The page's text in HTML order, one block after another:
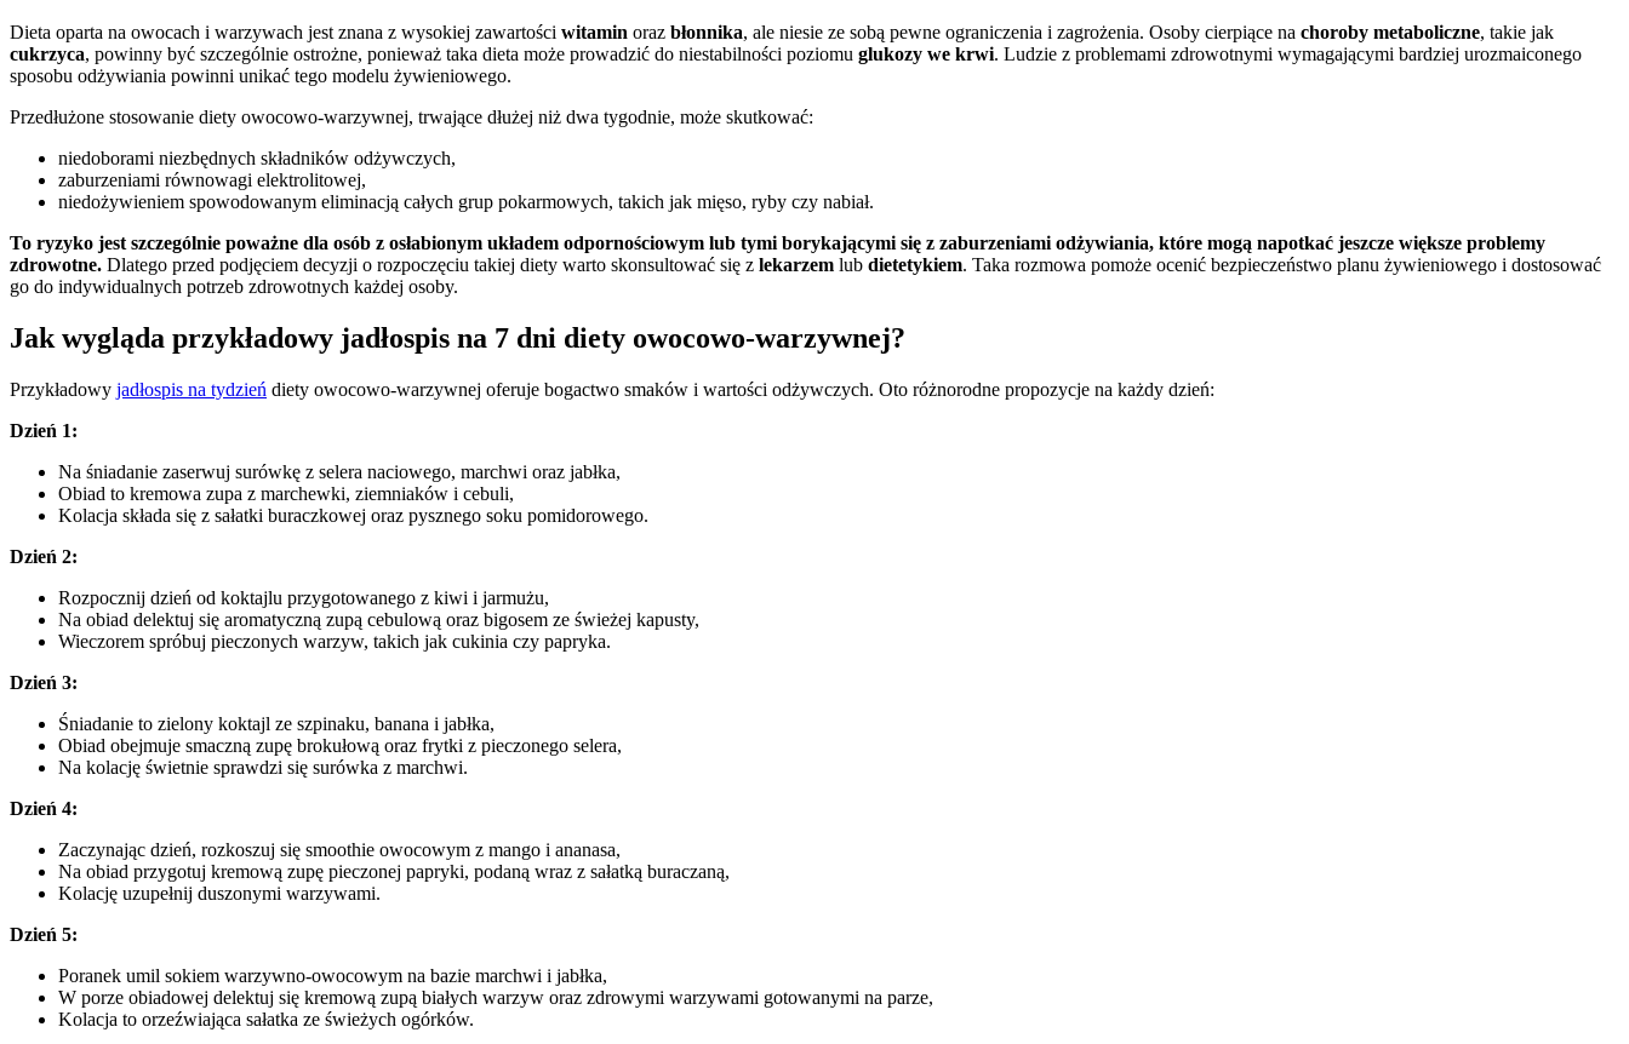
Dieta oparta na owocach i warzywach jest znana z wysokiej zawartości witamin oraz błonnika, ale niesie ze sobą pewne ograniczenia i zagrożenia. Osoby cierpiące na choroby metaboliczne, takie jak
cukrzyca, powinny być szczególnie ostrożne, ponieważ taka dieta może prowadzić do niestabilności poziomu glukozy we krwi. Ludzie z problemami zdrowotnymi wymagającymi bardziej urozmaiconego
sposobu odżywiania powinni unikać tego modelu żywieniowego.
Przedłużone stosowanie diety owocowo-warzywnej, trwające dłużej niż dwa tygodnie, może skutkować:
niedoborami niezbędnych składników odżywczych,
zaburzeniami równowagi elektrolitowej,
niedożywieniem spowodowanym eliminacją całych grup pokarmowych, takich jak mięso, ryby czy nabiał.
To ryzyko jest szczególnie poważne dla osób z osłabionym układem odpornościowym lub tymi borykającymi się z zaburzeniami odżywiania, które mogą napotkać jeszcze większe problemy
zdrowotne. Dlatego przed podjęciem decyzji o rozpoczęciu takiej diety warto skonsultować się z lekarzem lub dietetykiem. Taka rozmowa pomoże ocenić bezpieczeństwo planu żywieniowego i dostosować
go do indywidualnych potrzeb zdrowotnych każdej osoby.
Jak wygląda przykładowy jadłospis na 7 dni diety owocowo-warzywnej?
Przykładowy jadłospis na tydzień diety owocowo-warzywnej oferuje bogactwo smaków i wartości odżywczych. Oto różnorodne propozycje na każdy dzień:
Dzień 1:
Na śniadanie zaserwuj surówkę z selera naciowego, marchwi oraz jabłka,
Obiad to kremowa zupa z marchewki, ziemniaków i cebuli,
Kolacja składa się z sałatki buraczkowej oraz pysznego soku pomidorowego.
Dzień 2:
Rozpocznij dzień od koktajlu przygotowanego z kiwi i jarmużu,
Na obiad delektuj się aromatyczną zupą cebulową oraz bigosem ze świeżej kapusty,
Wieczorem spróbuj pieczonych warzyw, takich jak cukinia czy papryka.
Dzień 3:
Śniadanie to zielony koktajl ze szpinaku, banana i jabłka,
Obiad obejmuje smaczną zupę brokułową oraz frytki z pieczonego selera,
Na kolację świetnie sprawdzi się surówka z marchwi.
Dzień 4:
Zaczynając dzień, rozkoszuj się smoothie owocowym z mango i ananasa,
Na obiad przygotuj kremową zupę pieczonej papryki, podaną wraz z sałatką buraczaną,
Kolację uzupełnij duszonymi warzywami.
Dzień 5:
Poranek umil sokiem warzywno-owocowym na bazie marchwi i jabłka,
W porze obiadowej delektuj się kremową zupą białych warzyw oraz zdrowymi warzywami gotowanymi na parze,
Kolacja to orzeźwiająca sałatka ze świeżych ogórków.